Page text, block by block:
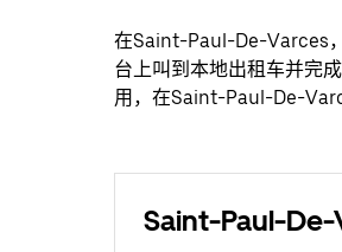
在Saint-Paul-De-Varces
台上叫到本地出租车并完
用，在Saint-Paul-De-
Saint-Paul-De-